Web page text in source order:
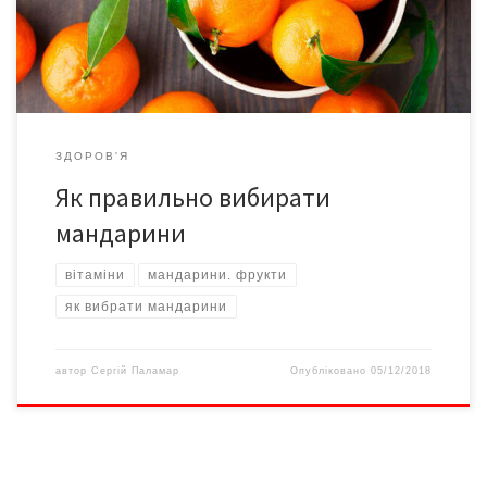
До таких маніпуляцій перевізники вдаються, щоб якомога
менше втратити на транспортуванні. Якщо […]
ЗДОРОВ'Я
Як правильно вибирати
мандарини
вітаміни мандарини. фрукти
як вибрати мандарини
автор Сергій Паламар Опубліковано05/12/2018